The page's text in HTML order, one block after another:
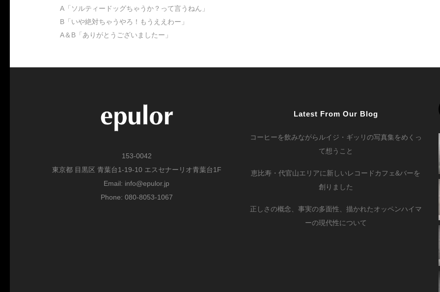
A「ソルティードッグちゃうか？って言うねん」
B「いや絶対ちゃうやろ！もうええわー」
A＆B「ありがとうございましたー」
153-0042
東京都 目黒区 青葉台1-19-10 エスセナーリオ青葉台1F
Email: info@epulor.jp
Phone: 080-8053-1067
Latest From Our Blog
コーヒーを飲みながらルイジ・ギッリの写真集をめくっ
て想うこと
恵比寿・代官山エリアに新しいレコードカフェ&バーを
創りました
正しさの概念、事実の多面性、描かれたオッペンハイマ
ーの現代性について